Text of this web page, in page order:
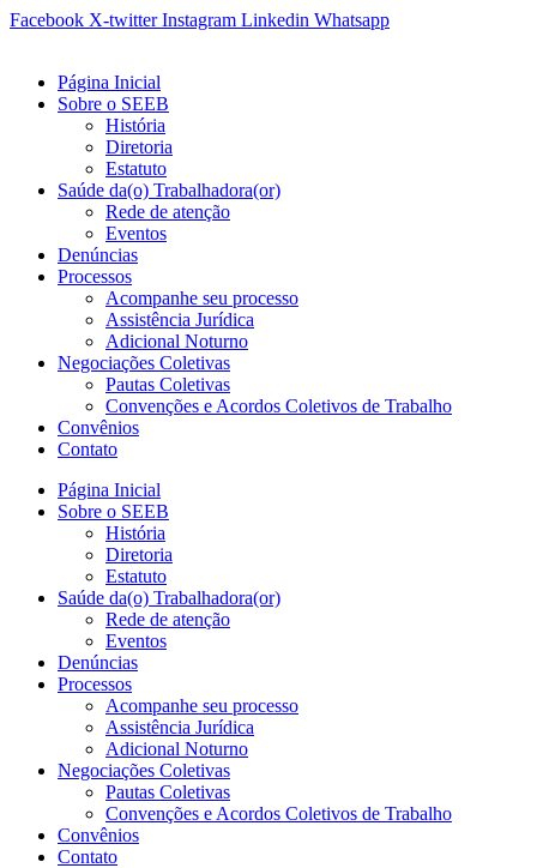
Ir
conteúdo
Facebook X-twitter Instagram Linkedin Whatsapp
Página Inicial
Sobre o SEEB
História
Diretoria
Estatuto
Saúde da(o) Trabalhadora(or)
Rede de atenção
Eventos
Denúncias
Processos
Acompanhe seu processo
Assistência Jurídica
Adicional Noturno
Negociações Coletivas
Pautas Coletivas
Convenções e Acordos Coletivos de Trabalho
Convênios
Contato
Página Inicial
Sobre o SEEB
História
Diretoria
Estatuto
Saúde da(o) Trabalhadora(or)
Rede de atenção
Eventos
Denúncias
Processos
Acompanhe seu processo
Assistência Jurídica
Adicional Noturno
Negociações Coletivas
Pautas Coletivas
Convenções e Acordos Coletivos de Trabalho
Convênios
Contato